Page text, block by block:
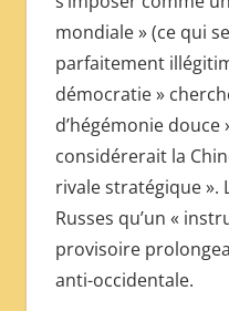
mondiale » (ce qui
parfaitement
démocratie »
d’hégémonie douce
considérerait la
rivale stratégique ».
Russes qu’un «
provisoire
anti-occidentale.